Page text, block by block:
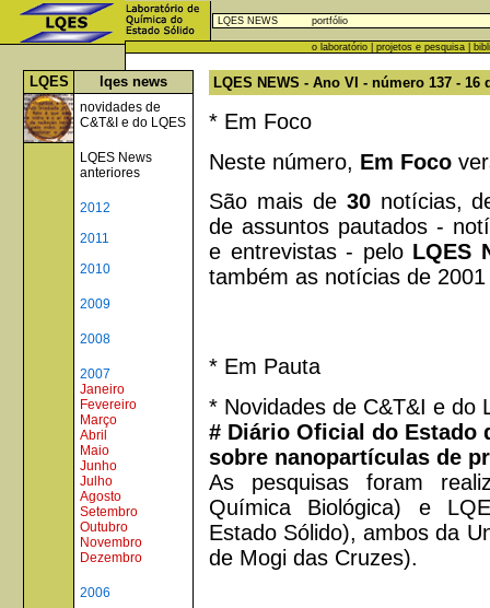
LQES NEWS portfólio
o laboratório projetos e pesquisa
LQES lqes news
novidades de
C&T&I e do LQES
LQES News
anteriores
2012
2011
2010
2009
2008
2007
Janeiro
Fevereiro
Março
Abril
Maio
Junho
Julho
Agosto
Setembro
Outubro
Novembro
Dezembro
2006
LQES NEWS - Ano VI - número 137 - 16
* Em Foco
Neste número, Em Foco
São mais de 30notícias,
de assuntos pautados -
e entrevistas - pelo LQES
também as notícias de
* Em Pauta
* Novidades de C&T&I e do
# Diário Oficial do Estado
sobre nanopartículas de
As pesquisas foram
Química Biológica) e
Estado Sólido), ambos da
de Mogi das Cruzes).